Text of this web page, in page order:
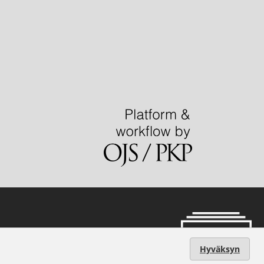
Hyväksyn